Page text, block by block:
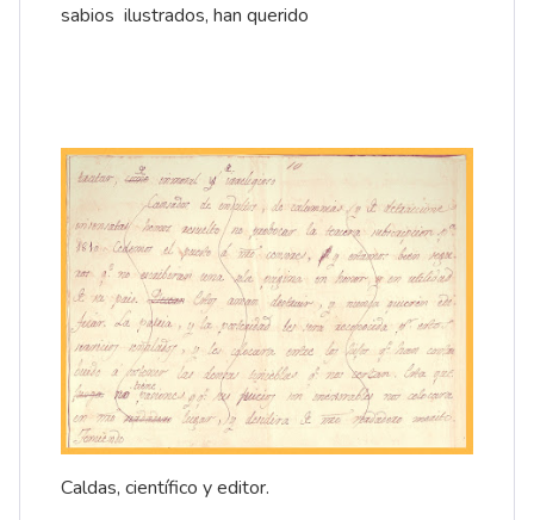
sabios ilustrados, han querido
Caldas, científico y editor.